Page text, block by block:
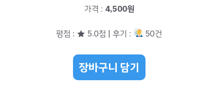
가격 : 4,500원
평점 : ★ 5.0점 | 후기 : 50건
장바구니 담기